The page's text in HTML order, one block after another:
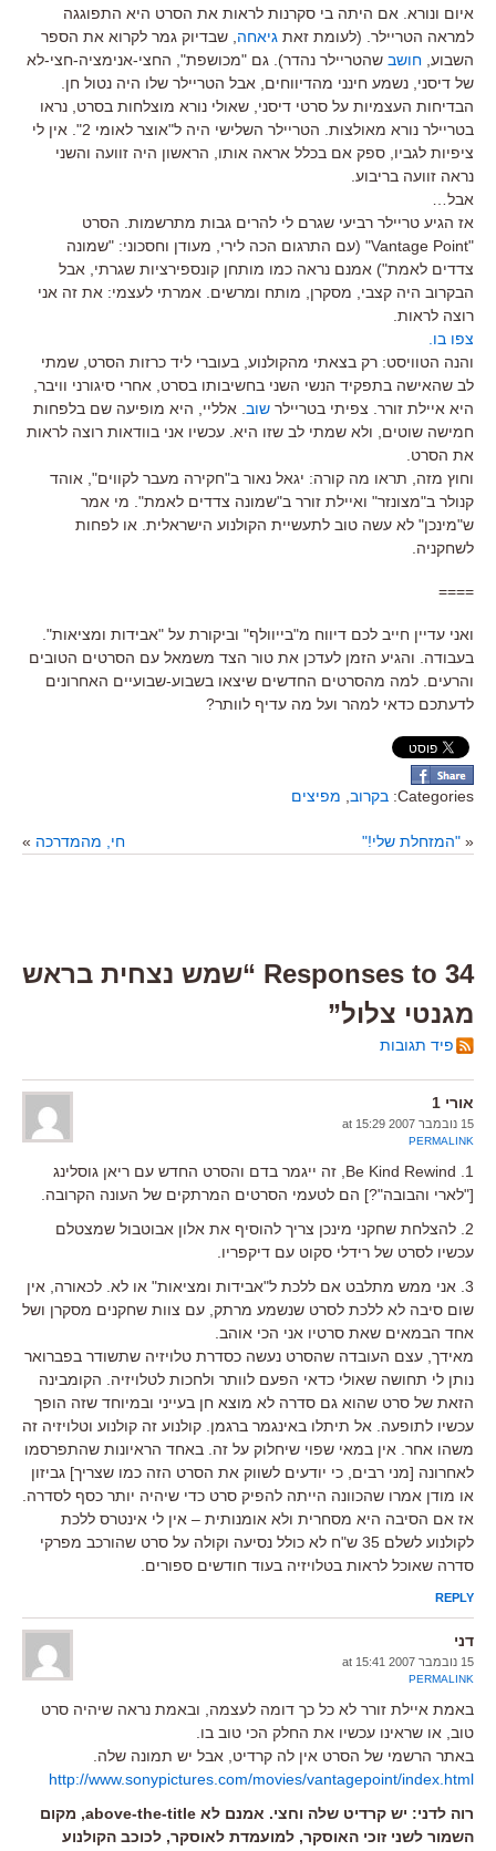
איום ונורא. אם היתה בי סקרנות לראות את הסרט היא התפוגגה
למראה הטריילר. (לעומת זאת גיאחה , שבדיוק גמר לקרוא את הספר
השבוע, חושב שהטריילר נהדר). גם "מכושפת", החצי-אנימציה-חצי-לא
של דיסני, נשמע חינני מהדיווחים, אבל הטריילר שלו היה נטול חן.
הבדיחות העצמיות על סרטי דיסני, שאולי נורא מוצלחות בסרט, נראו
בטריילר נורא מאולצות. הטריילר השלישי היה ל"אוצר לאומי 2". אין לי
ציפיות לגביו, ספק אם בכלל אראה אותו, הראשון היה זוועה והשני
נראה זוועה בריבוע.
אבל…
אז הגיע טריילר רביעי שגרם לי להרים גבות מתרשמות. הסרט
"Vantage Point" (עם התרגום הכה לירי, מעודן וחסכוני: "שמונה
צדדים לאמת") אמנם נראה כמו מותחן קונספירציות שגרתי, אבל
הבקרוב היה קצבי, מסקרן, מותח ומרשים. אמרתי לעצמי: את זה אני
רוצה לראות.
צפו בו.
והנה הטוויסט: רק בצאתי מהקולנוע, בעוברי ליד כרזות הסרט, שמתי
לב שהאישה בתפקיד הנשי השני בחשיבותו בסרט, אחרי סיגורני וויבר,
היא איילת זורר. צפיתי בטריילר שוב . אלליי, היא מופיעה שם בלפחות
חמישה שוטים, ולא שמתי לב שזו היא. עכשיו אני בוודאות רוצה לראות
את הסרט.
וחוץ מזה, תראו מה קורה: יגאל נאור ב"חקירה מעבר לקווים", אוהד
קנולר ב"מצונזר" ואיילת זורר ב"שמונה צדדים לאמת". מי אמר
ש"מינכן" לא עשה טוב לתעשיית הקולנוע הישראלית. או לפחות
לשחקניה.
====
ואני עדיין חייב לכם דיווח מ"בייוולף" וביקורת על "אבידות ומציאות".
בעבודה. והגיע הזמן לעדכן את טור הצד משמאל עם הסרטים הטובים
והרעים. למה מהסרטים החדשים שיצאו בשבוע-שבועיים האחרונים
לדעתכם כדאי למהר ועל מה עדיף לוותר?
Categories: בקרוב מפיצים
« "המזחלת שלי!" חי, מהמדרכה »
34 Responses to “שמש נצחית בראש
מגנטי צלול”
פיד תגובות
אורי 1
15 נובמבר 2007 at 15:29
PERMALINK
1. Be Kind Rewind, זה ייגמר בדם והסרט החדש עם ריאן גוסלינג
["לארי והבובה"?] הם לטעמי הסרטים המרתקים של העונה הקרובה.
2. להצלחת שחקני מינכן צריך להוסיף את אלון אבוטבול שמצטלם
עכשיו לסרט של רידלי סקוט עם דיקפריו.
3. אני ממש מתלבט אם ללכת ל"אבידות ומציאות" או לא. לכאורה, אין
שום סיבה לא ללכת לסרט שנשמע מרתק, עם צוות שחקנים מסקרן ושל
אחד הבמאים שאת סרטיו אני הכי אוהב.
מאידך, עצם העובדה שהסרט נעשה כסדרת טלויזיה שתשודר בפברואר
נותן לי תחושה שאולי כדאי הפעם לוותר ולחכות לטלויזיה. הקומבינה
הזאת של סרט שהוא גם סדרה לא מוצא חן בעייני ובמיוחד שזה הופך
עכשיו לתופעה. אל תיתלו באינגמר ברגמן. קולנוע זה קולנוע וטלויזיה זה
משהו אחר. אין במאי שפוי שיחלוק על זה. באחד הראיונות שהתפרסמו
לאחרונה [מני רבים, כי יודעים לשווק את הסרט הזה כמו שצריך] גביזון
או מודן אמרו שהכוונה הייתה להפיק סרט כדי שיהיה יותר כסף לסדרה.
אז אם הסיבה היא מסחרית ולא אומנותית – אין לי אינטרס ללכת
לקולנוע לשלם 35 ש"ח לא כולל נסיעה וקולה על סרט שהורכב מפרקי
סדרה שאוכל לראות בטלויזיה בעוד חודשים ספורים.
REPLY
דני
15 נובמבר 2007 at 15:41
PERMALINK
באמת איילת זורר לא כל כך דומה לעצמה, ובאמת נראה שיהיה סרט
טוב, או שראינו עכשיו את החלק הכי טוב בו.
באתר הרשמי של הסרט אין לה קרדיט, אבל יש תמונה שלה.
http://www.sonypictures.com/movies/vantagepoint/index.html
רוה לדני: יש קרדיט שלה וחצי. אמנם לא above-the-title, מקום
השמור לשני זוכי האוסקר, למועמדת לאוסקר, לכוכב הקולנוע